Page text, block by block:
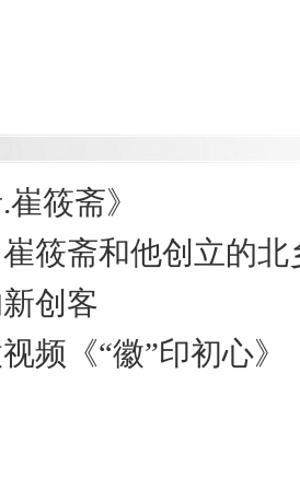
崔筱斋》
筱斋和他创立的北
创客
频《“徽”印初心》